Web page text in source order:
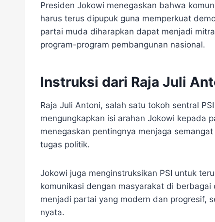
Presiden Jokowi menegaskan bahwa
harus terus dipupuk guna memperkuat
partai muda diharapkan dapat menjadi
program-program pembangunan nasional.
Instruksi dari Raja Juli
Raja Juli Antoni, salah satu tokoh sentral
mengungkapkan isi arahan Jokowi kepada
menegaskan pentingnya menjaga
tugas politik.
Jokowi juga menginstruksikan PSI untuk
komunikasi dengan masyarakat di
menjadi partai yang modern dan progresif,
nyata.